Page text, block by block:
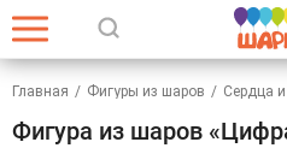
Главная / Фигуры из шаров / Сердца
Фигура из шаров